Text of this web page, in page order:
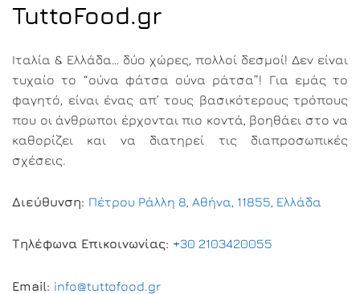
TuttoFood.gr
Ιταλία & Ελλάδα… δύο χώρες, πολλοί δεσμοί! Δεν είναι
τυχαίο το “ούνα φάτσα ούνα ράτσα”! Για εμάς το
φαγητό, είναι ένας απ’ τους βασικότερους τρόπους
που οι άνθρωποι έρχονται πιο κοντά, βοηθάει στο να
καθορίζει και να διατηρεί τις διαπροσωπικές
σχέσεις.
Διεύθυνση: Πέτρου Ράλλη 8, Αθήνα, 11855, Ελλάδα
Τηλέφωνα Επικοινωνίας: +30 2103420055
Email: info@tuttofood.gr